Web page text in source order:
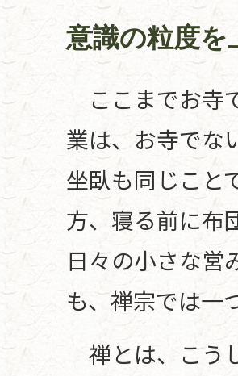
意識の粒度を
ここまでお寺
業は、お寺でな
坐臥も同じこと
方、寝る前に布
日々の小さな営
も、禅宗では一
禅とは、こう